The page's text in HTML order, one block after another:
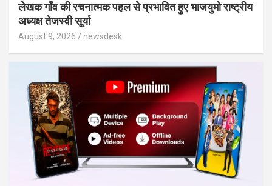
लेखक गाँव की रचनात्मक पहल से प्रभावित हुए भाजयुमो राष्ट्रीय
अध्यक्ष तेजस्वी सूर्या
August 9, 2026 newsdesk